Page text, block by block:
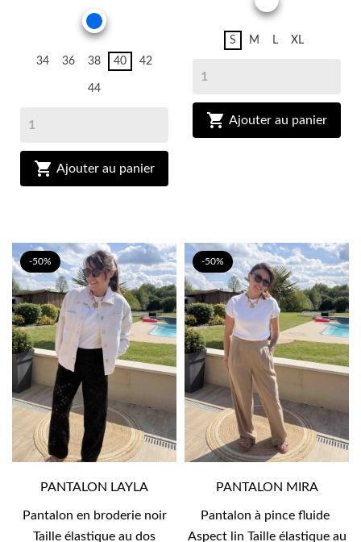
JEAN
34 36 38 40 42
44
 Ajouter au panier
S M L XL
 Ajouter au panier
-50%
PANTALON LAYLA
Pantalon en broderie noir
Taille élastique au dos
-50%
PANTALON MIRA
Pantalon à pince fluide
Aspect lin Taille élastique au